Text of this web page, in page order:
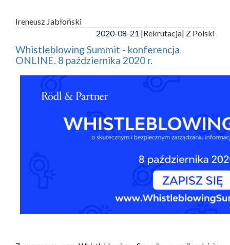
Ireneusz Jabłoński
2020-08-21 |Rekrutacja| Z Polski
Whistleblowing Summit - konferencja
ONLINE. 8 października 2020 r.